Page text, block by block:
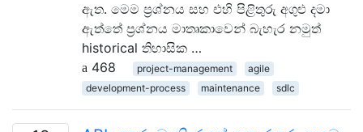
ඇත. මෙම ප්‍රශ්නය සහ එහි පිළිතුරු අගුළු දමා
ඇත්තේ ප්‍රශ්නය මාතෘකාවෙන් බැහැර නමුත්
historical තිහාසික …
468
project-management
agile
development-process
maintenance sdlc